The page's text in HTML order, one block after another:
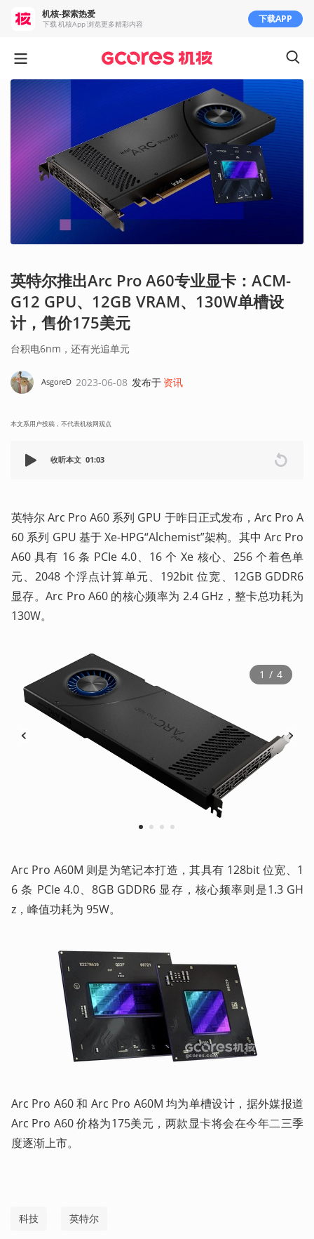
英特尔推出Arc Pro A60专业显卡：ACM-
G12 GPU、12GB VRAM、130W单槽设
计，售价175美元
台积电6nm，还有光追单元
AsgoreD 2023-06-08 发布于 资讯
本文系用户投稿，不代表机核网观点
收听本文 01:03
英特尔 Arc Pro A60 系列 GPU 于昨日正式发布，Arc Pro A
60 系列 GPU 基于 Xe-HPG“Alchemist”架构。其中 Arc Pro
A60 具有 16 条 PCIe 4.0、16 个 Xe 核心、256 个着色单
元、2048 个浮点计算单元、192bit 位宽、12GB GDDR6
显存。Arc Pro A60 的核心频率为 2.4 GHz，整卡总功耗为
130W。
1 2 3 4
1 / 4
Arc Pro A60M 则是为笔记本打造，其具有 128bit 位宽、1
6 条 PCIe 4.0、8GB GDDR6 显存，核心频率则是1.3 GH
z，峰值功耗为 95W。
Arc Pro A60 和 Arc Pro A60M 均为单槽设计，据外媒报道
Arc Pro A60 价格为175美元，两款显卡将会在今年二三季
度逐渐上市。
科技 英特尔
机核-探索热爱
下载 机核App 浏览更多精彩内容 下载APP